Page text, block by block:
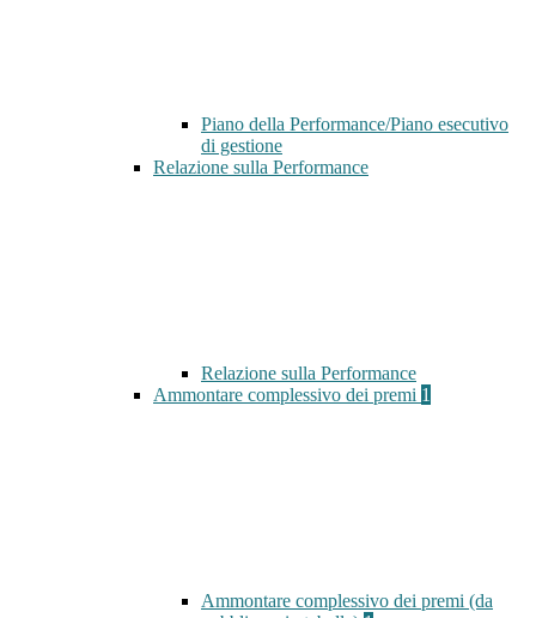
Piano della Performance/Piano esecutivo
di gestione
Relazione sulla Performance
Relazione sulla Performance
Ammontare complessivo dei premi 1
Ammontare complessivo dei premi (da